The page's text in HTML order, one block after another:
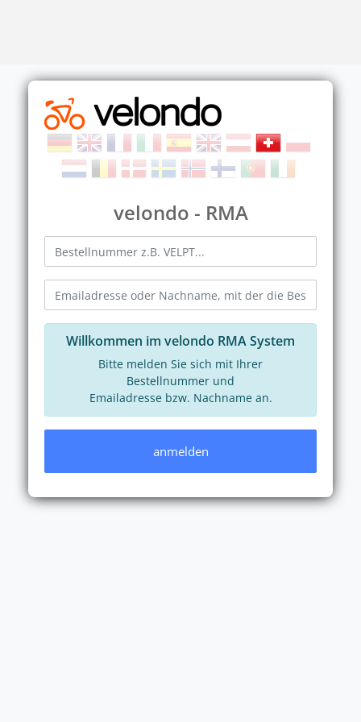
velondo - RMA
Willkommen im velondo RMA System
Bitte melden Sie sich mit Ihrer
Bestellnummer und
Emailadresse bzw. Nachname an.
anmelden